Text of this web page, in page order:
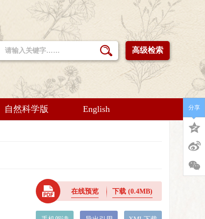
高级检索
自然科学版 English
在线预览 下载(0.4MB)
分享